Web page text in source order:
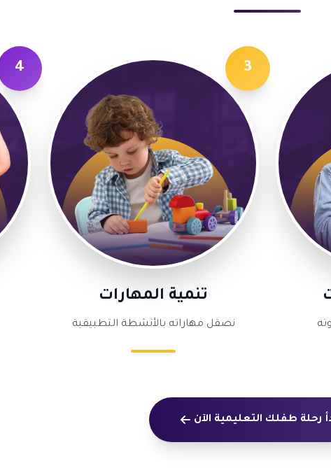
3
تنمية المهارات
نصقل مهاراته بالأنشطة التطبيقية
4
رحلة طفلك التعليمية الآن